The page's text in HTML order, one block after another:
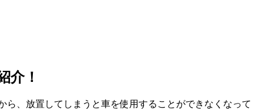
介！
、放置してしまうと車を使用することができなくなって